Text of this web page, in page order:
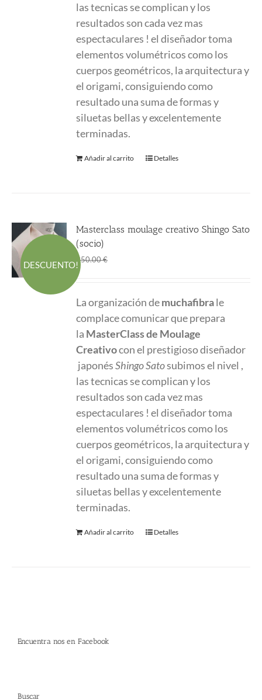
las tecnicas se complican y los
resultados son cada vez mas
espectaculares ! el diseñador toma
elementos volumétricos como los
cuerpos geométricos, la arquitectura y
el origami, consiguiendo como
resultado una suma de formas y
siluetas bellas y excelentemente
terminadas.
Añadir al carrito Detalles
DESCUENTO!
Masterclass moulage creativo Shingo Sato
(socio)
350.00€
era:
350.00 €.
es:
280.00 €.
La organización demuchafibrale
complace comunicar que prepara
la MasterClassde Moulage
Creativocon el prestigioso diseñador
japonésShingo Satosubimos el nivel ,
las tecnicas se complican y los
resultados son cada vez mas
espectaculares ! el diseñador toma
elementos volumétricos como los
cuerpos geométricos, la arquitectura y
el origami, consiguiendo como
resultado una suma de formas y
siluetas bellas y excelentemente
terminadas.
Añadir al carrito Detalles
Encuentra nos en Facebook
Buscar